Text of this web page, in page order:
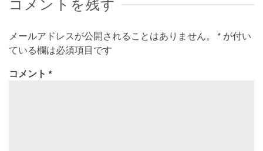
コメントを残す
メールアドレスが公開されることはありません。 * が付い
ている欄は必須項目です
コメント *